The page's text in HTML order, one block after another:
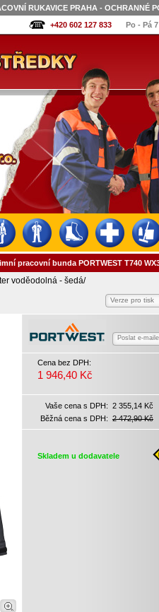
RUKAVICE PRAHA - OCHRANNÉ
+420 602 127 833
Po - Pá
pracovní bunda PORTWEST T740
voděodolná - šedá/
Verze pro tisk
Poslat e-
Cena bez DPH:
1 946,40 Kč
Vaše cena s DPH: 2 355,14 Kč
Běžná cena s DPH: 2 472,90 Kč
Skladem u dodavatele